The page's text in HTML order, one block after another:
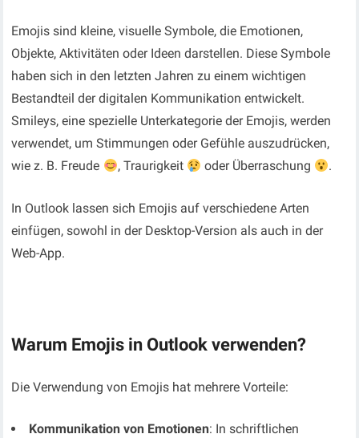
Emojis sind kleine, visuelle Symbole, die Emotionen,
Objekte, Aktivitäten oder Ideen darstellen. Diese Symbole
haben sich in den letzten Jahren zu einem wichtigen
Bestandteil der digitalen Kommunikation entwickelt.
Smileys, eine spezielle Unterkategorie der Emojis, werden
verwendet, um Stimmungen oder Gefühle auszudrücken,
wie z. B. Freude
, Traurigkeit oder Überraschung .
In Outlook lassen sich Emojis auf verschiedene Arten
einfügen, sowohl in der Desktop-Version als auch in der
Web-App.
Warum Emojis in Outlook verwenden?
Die Verwendung von Emojis hat mehrere Vorteile:
Kommunikation von Emotionen: In schriftlichen